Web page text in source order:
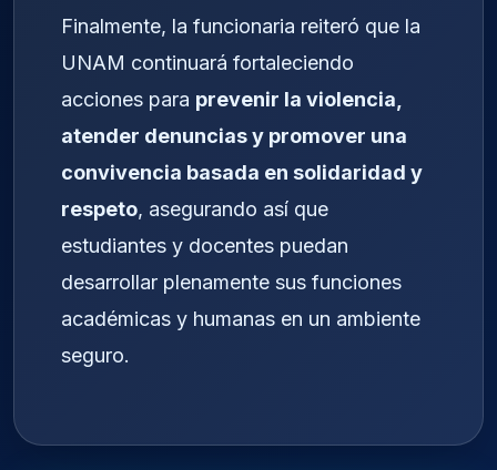
Finalmente, la funcionaria reiteró que la
UNAM continuará fortaleciendo
acciones para prevenir la violencia,
atender denuncias y promover una
convivencia basada en solidaridad y
respeto, asegurando así que
estudiantes y docentes puedan
desarrollar plenamente sus funciones
académicas y humanas en un ambiente
seguro.